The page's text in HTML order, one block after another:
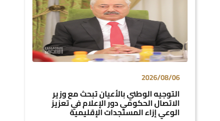
2026/08/06
التوجيه الوطني بالأعيان تبحث مع وزير
الاتصال الحكومي دور الإعلام في تعزيز
الوعي إزاء المستجدات الإقليمية